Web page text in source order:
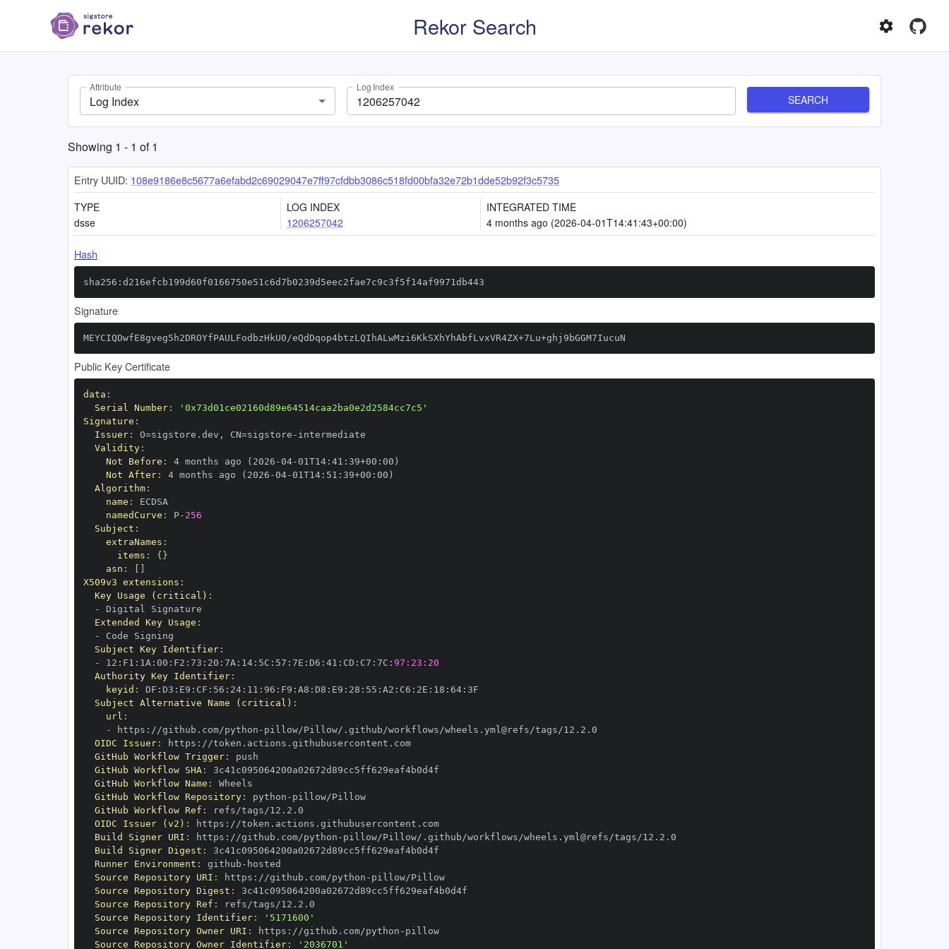
Rekor Search
Attribute
Log Index
Log Index
SEARCH
Showing 1 - 1 of1
Entry UUID: 108e9186e8c5677a6efabd2c69029047e7ff97cfdbb3086c518fd00bfa32e72b1dde52b92f3c5735
TYPE
dsse
LOG INDEX
1206257042
INTEGRATED TIME
4 months ago (2026-04-01T14:41:43+00:00)
Hash
sha256:d216efcb199d60f0166750e51c6d7b0239d5eec2fae7c9c3f5f14af9971db443
Signature
MEYCIQDwfE8gveg5h2DROYfPAULFodbzHkU0/eQdDqop4btzLQIhALwMzi6KkSXhYhAbfLvxVR4ZX+7Lu+ghj9bGGM7IucuN
Public Key Certificate
data :
Serial Number:
'0x73d01ce02160d89e64514caa2ba0e2d2584cc7c5'
Signature :
Issuer: O=sigstore.dev , CN=sigstore -
Validity:
Not Before : 4 months ago (2026 -04-01T14: 41 : 39+00 :
Not After: 4 months ago (2026 -04-01T14: 51 : 39+00 :
Algorithm:
name :
namedCurve : P- 256
Subject :
extraNames :
items : { }
asn :
X509v3 extensions :
Key Usage (critical) :
-
Extended Key Usage :
-
Subject Key Identifier:
-
12 : F1 : 1A : 00 : F2 : 73 : 20 : 7A : 14: 5C : 57 : 7E : D6 : 41 : CD : C7 : 7C : 97:23:20
Authority Key Identifier:
keyid : DF : D3 : E9 : CF : 56 : 24: 11 : 96 : F9 : A8 : D8 : E9 : 28 : 55 : A2 : C6 : 2E : 18 : 64:
Subject Alternative Name (critical) :
url :
-
https : //github.com/python -
OIDC Issuer: https :
//token.actions.githubusercontent.com
GitHub Workflow Trigger:
GitHub Workflow SHA:
GitHub Workflow Name :
GitHub Workflow Repository: python -
pillow/Pillow
GitHub Workflow Ref :
OIDC Issuer (v2) : https :
//token.actions.githubusercontent.com
Build Signer URI : https : //github.com/python -
Build Signer Digest :
Runner Environment : github -
Source Repository URI : https : //github.com/python -
pillow/Pillow
Source Repository Digest :
Source Repository Ref :
Source Repository Identifier:
'5171600'
Source Repository Owner URI : https : //github.com/python -
pillow
Source Repository Owner Identifier: '2036701'